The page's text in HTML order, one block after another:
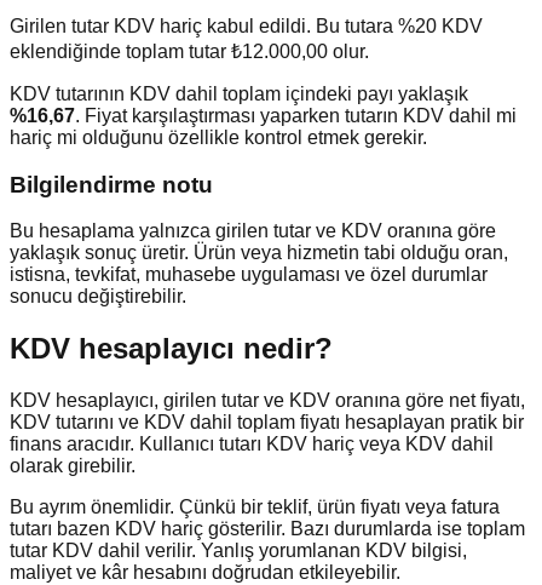
Girilen tutar KDV hariç kabul edildi. Bu tutara %20 KDV
eklendiğinde toplam tutar ₺12.000,00 olur.
KDV tutarının KDV dahil toplam içindeki payı yaklaşık
%16,67. Fiyat karşılaştırması yaparken tutarın KDV dahil mi
hariç mi olduğunu özellikle kontrol etmek gerekir.
Bilgilendirme notu
Bu hesaplama yalnızca girilen tutar ve KDV oranına göre
yaklaşık sonuç üretir. Ürün veya hizmetin tabi olduğu oran,
istisna, tevkifat, muhasebe uygulaması ve özel durumlar
sonucu değiştirebilir.
KDV hesaplayıcı nedir?
KDV hesaplayıcı, girilen tutar ve KDV oranına göre net fiyatı,
KDV tutarını ve KDV dahil toplam fiyatı hesaplayan pratik bir
finans aracıdır. Kullanıcı tutarı KDV hariç veya KDV dahil
olarak girebilir.
Bu ayrım önemlidir. Çünkü bir teklif, ürün fiyatı veya fatura
tutarı bazen KDV hariç gösterilir. Bazı durumlarda ise toplam
tutar KDV dahil verilir. Yanlış yorumlanan KDV bilgisi,
maliyet ve kâr hesabını doğrudan etkileyebilir.